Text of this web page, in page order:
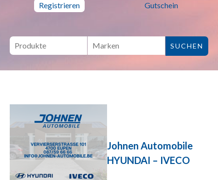
Registrieren Gutschein
Johnen Automobile
HYUNDAI – IVECO